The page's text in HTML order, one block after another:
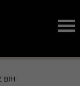
BIH